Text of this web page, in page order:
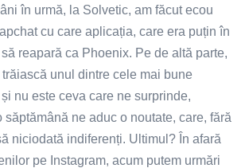
în urmă, la Solvetic, am făcut ecou
cu care aplicația, care era puțin în
reapară ca Phoenix. Pe de altă parte,
trăiască unul dintre cele mai bune
nu este ceva care ne surprinde,
săptămână ne aduc o noutate, care, fără
niciodată indiferenți. Ultimul? În afară
pe Instagram, acum putem urmări